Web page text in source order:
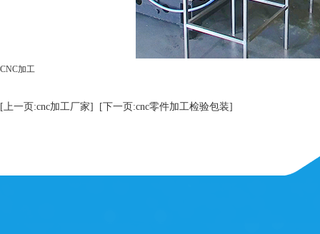
CNC加工
[上一页:cnc加工厂家] [下一页:cnc零件加工检验包装]